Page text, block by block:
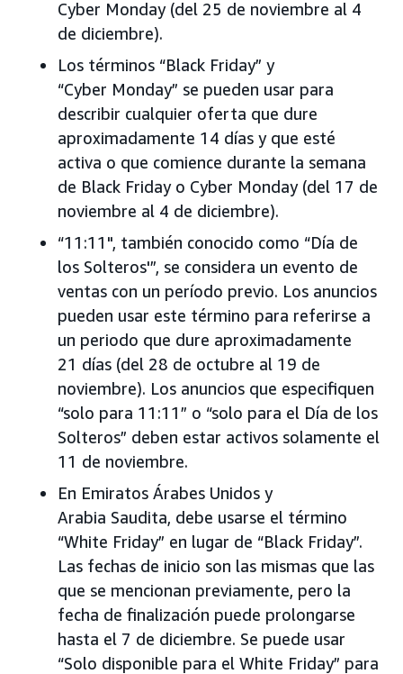
Cyber Monday (del 25 de noviembre al 4
de diciembre).
Los términos “Black Friday” y
“Cyber Monday” se pueden usar para
describir cualquier oferta que dure
aproximadamente 14 días y que esté
activa o que comience durante la semana
de Black Friday o Cyber Monday (del 17 de
noviembre al 4 de diciembre).
“11:11", también conocido como “Día de
los Solteros'”, se considera un evento de
ventas con un período previo. Los anuncios
pueden usar este término para referirse a
un periodo que dure aproximadamente
21 días (del 28 de octubre al 19 de
noviembre). Los anuncios que especifiquen
“solo para 11:11” o “solo para el Día de los
Solteros” deben estar activos solamente el
11 de noviembre.
En Emiratos Árabes Unidos y
Arabia Saudita, debe usarse el término
“White Friday” en lugar de “Black Friday”.
Las fechas de inicio son las mismas que las
que se mencionan previamente, pero la
fecha de finalización puede prolongarse
hasta el 7 de diciembre. Se puede usar
“Solo disponible para el White Friday” para